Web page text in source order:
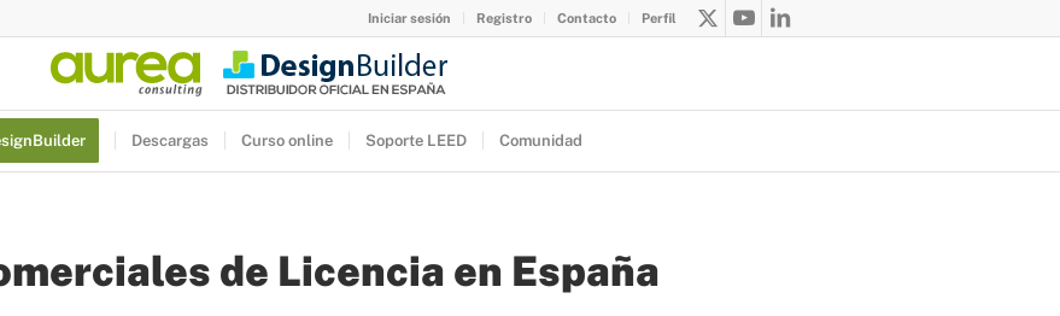
Iniciar sesión Registro Contacto Perfil
Descargas Curso online Soporte LEED Comunidad
de Licencia en España